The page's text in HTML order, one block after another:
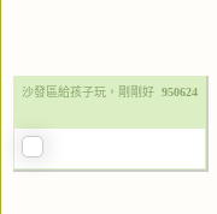
沙發區給孩子玩，剛剛好 950624